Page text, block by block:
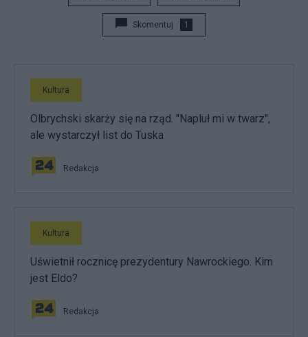
Skomentuj 1
Kultura
Olbrychski skarży się na rząd. "Napluł mi w twarz",
ale wystarczył list do Tuska
Redakcja
Kultura
Uświetnił rocznicę prezydentury Nawrockiego. Kim
jest Eldo?
Redakcja